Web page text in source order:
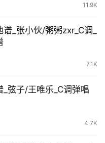
11.9K
_张小伙/粥粥zxr_C调_
7.1K
_弦子/王唯乐_C调弹唱
4.7K